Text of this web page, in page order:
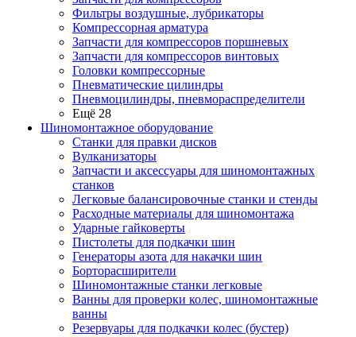
Фильтры воздушные, лубрикаторы
Компрессорная арматура
Запчасти для компрессоров поршневых
Запчасти для компрессоров винтовых
Головки компрессорные
Пневматические цилиндры
Пневмоцилиндры, пневмораспределители
Ещё 28
Шиномонтажное оборудование
Станки для правки дисков
Вулканизаторы
Запчасти и аксессуары для шиномонтажных
станков
Легковые балансировочные станки и стенды
Расходные материалы для шиномонтажа
Ударные гайковерты
Пистолеты для подкачки шин
Генераторы азота для накачки шин
Борторасширители
Шиномонтажные станки легковые
Ванны для проверки колес, шиномонтажные
ванны
Резервуары для подкачки колес (бустер)